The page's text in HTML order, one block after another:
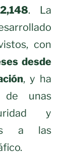
. La
con
desde
, y ha
unas
y
a las